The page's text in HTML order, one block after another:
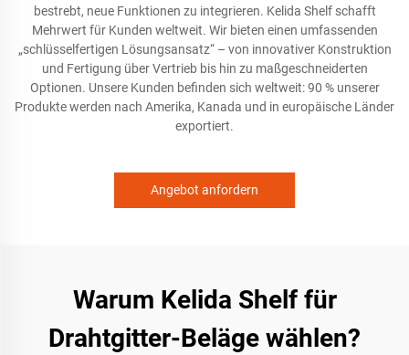
bestrebt, neue Funktionen zu integrieren. Kelida Shelf schafft
Mehrwert für Kunden weltweit. Wir bieten einen umfassenden
„schlüsselfertigen Lösungsansatz“ – von innovativer Konstruktion
und Fertigung über Vertrieb bis hin zu maßgeschneiderten
Optionen. Unsere Kunden befinden sich weltweit: 90 % unserer
Produkte werden nach Amerika, Kanada und in europäische Länder
exportiert.
Angebot anfordern
Warum Kelida Shelf für
Drahtgitter-Beläge wählen?